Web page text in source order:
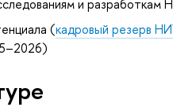
и
(кадровый резерв